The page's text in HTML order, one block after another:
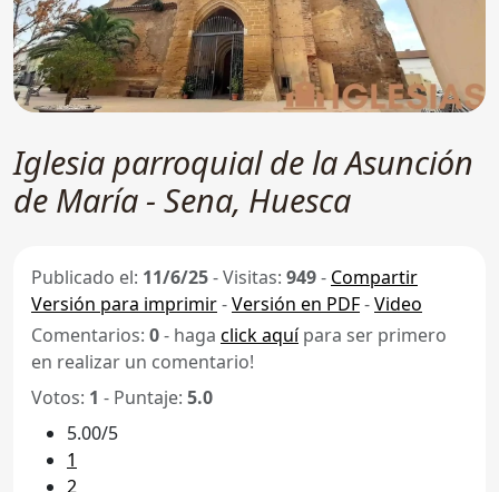
Iglesia parroquial de la Asunción
de María - Sena, Huesca
Publicado el: 11/6/25-Visitas: 949- Compartir
Versión para imprimir-Versión en PDF-Video
Comentarios: 0- haga click aquípara ser primero
en realizar un comentario!
Votos: 1 - Puntaje: 5.0
5.00/5
1
2